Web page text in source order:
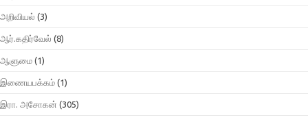
அறிவியல் (3)
ஆர்.கதிர்வேல் (8)
ஆளுமை (1)
இணையபக்கம் (1)
இரா. அசோகன் (305)